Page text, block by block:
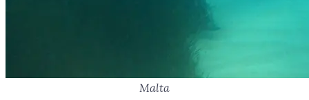
Malta